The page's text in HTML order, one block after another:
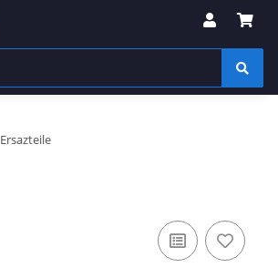
Ersazteile